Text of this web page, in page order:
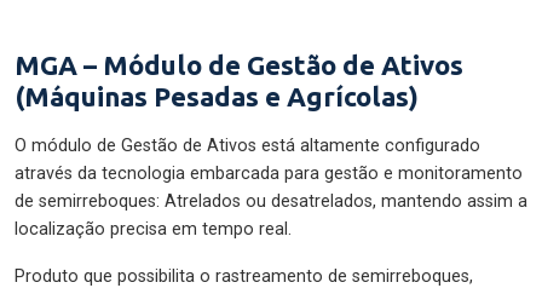
MGA – Módulo de Gestão de Ativos
(Máquinas Pesadas e Agrícolas)
O módulo de Gestão de Ativos está altamente configurado
através da tecnologia embarcada para gestão e monitoramento
de semirreboques: Atrelados ou desatrelados, mantendo assim a
localização precisa em tempo real.
Produto que possibilita o rastreamento de semirreboques,